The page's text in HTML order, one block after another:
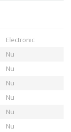
Electronic
Nu
Nu
Nu
Nu
Nu
Nu